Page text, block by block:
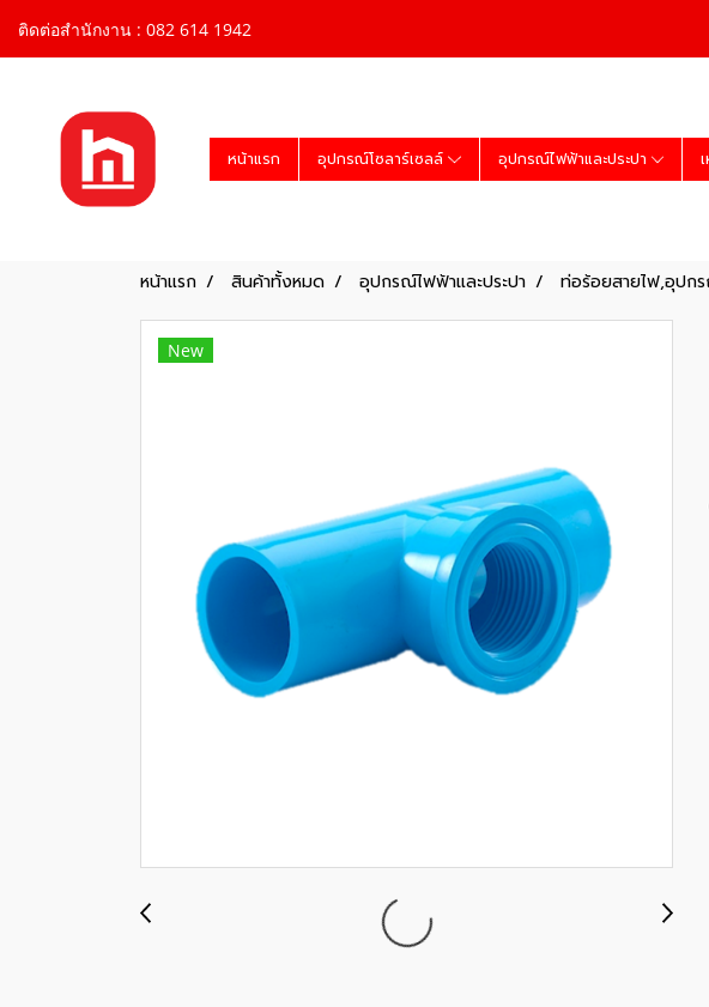
ติดต่อสำนักงาน : 082 614 1942
หน้าแรก อุปกรณ์โซลาร์เซลล์ อุปกรณ์ไฟฟ้าและประปา
หน้าแรก สินค้าทั้งหมด อุปกรณ์ไฟฟ้าและประปา ท่อร้อยสายไฟ,อุป
New